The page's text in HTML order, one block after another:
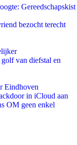
Gereedschapskist
bezocht terecht
van diefstal en
Eindhoven
in iCloud aan
OM geen enkel